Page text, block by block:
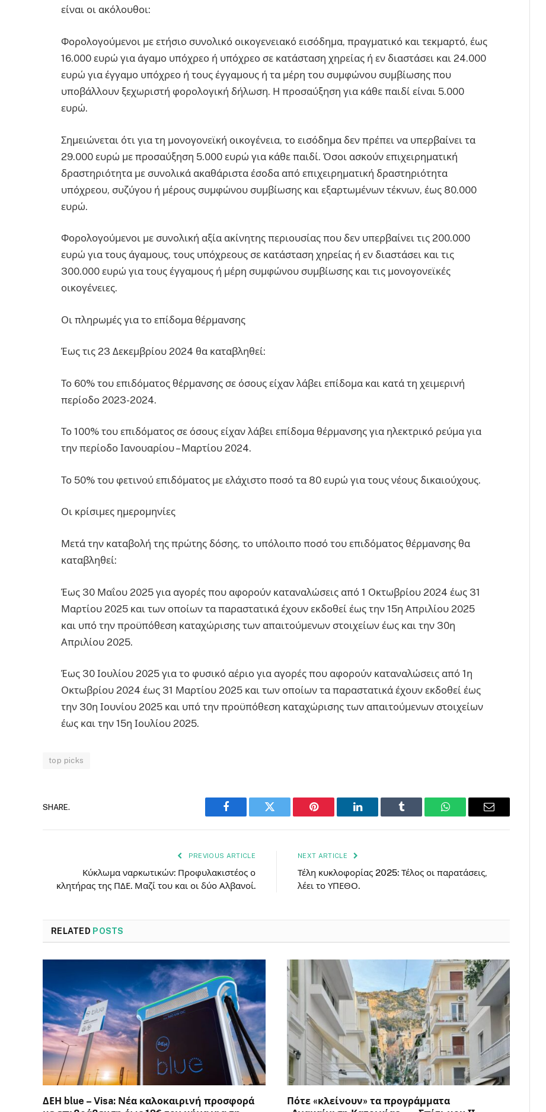
είναι οι ακόλουθοι:
Φορολογούμενοι με ετήσιο συνολικό οικογενειακό εισόδημα, πραγματικό και τεκμαρτό, έως
16.000 ευρώ για άγαμο υπόχρεο ή υπόχρεο σε κατάσταση χηρείας ή εν διαστάσει και 24.000
ευρώ για έγγαμο υπόχρεο ή τους έγγαμους ή τα μέρη του συμφώνου συμβίωσης που
υποβάλλουν ξεχωριστή φορολογική δήλωση. Η προσαύξηση για κάθε παιδί είναι 5.000
ευρώ.
Σημειώνεται ότι για τη μονογονεϊκή οικογένεια, το εισόδημα δεν πρέπει να υπερβαίνει τα
29.000 ευρώ με προσαύξηση 5.000 ευρώ για κάθε παιδί. Όσοι ασκούν επιχειρηματική
δραστηριότητα με συνολικά ακαθάριστα έσοδα από επιχειρηματική δραστηριότητα
υπόχρεου, συζύγου ή μέρους συμφώνου συμβίωσης και εξαρτωμένων τέκνων, έως 80.000
ευρώ.
Φορολογούμενοι με συνολική αξία ακίνητης περιουσίας που δεν υπερβαίνει τις 200.000
ευρώ για τους άγαμους, τους υπόχρεους σε κατάσταση χηρείας ή εν διαστάσει και τις
300.000 ευρώ για τους έγγαμους ή μέρη συμφώνου συμβίωσης και τις μονογονεϊκές
οικογένειες.
Οι πληρωμές για το επίδομα θέρμανσης
Έως τις 23 Δεκεμβρίου 2024 θα καταβληθεί:
Το 60% του επιδόματος θέρμανσης σε όσους είχαν λάβει επίδομα και κατά τη χειμερινή
περίοδο 2023-2024.
Το 100% του επιδόματος σε όσους είχαν λάβει επίδομα θέρμανσης για ηλεκτρικό ρεύμα για
την περίοδο Ιανουαρίου – Μαρτίου 2024.
Το 50% του φετινού επιδόματος με ελάχιστο ποσό τα 80 ευρώ για τους νέους δικαιούχους.
Οι κρίσιμες ημερομηνίες
Μετά την καταβολή της πρώτης δόσης, το υπόλοιπο ποσό του επιδόματος θέρμανσης θα
καταβληθεί:
Έως 30 Μαΐου 2025 για αγορές που αφορούν καταναλώσεις από 1 Οκτωβρίου 2024 έως 31
Μαρτίου 2025 και των οποίων τα παραστατικά έχουν εκδοθεί έως την 15η Απριλίου 2025
και υπό την προϋπόθεση καταχώρισης των απαιτούμενων στοιχείων έως και την 30η
Απριλίου 2025.
Έως 30 Ιουλίου 2025 για το φυσικό αέριο για αγορές που αφορούν καταναλώσεις από 1η
Οκτωβρίου 2024 έως 31 Μαρτίου 2025 και των οποίων τα παραστατικά έχουν εκδοθεί έως
την 30η Ιουνίου 2025 και υπό την προϋπόθεση καταχώρισης των απαιτούμενων στοιχείων
έως και την 15η Ιουλίου 2025.
top picks
SHARE.
Facebook Twitter Pinterest LinkedIn Tumblr WhatsAppEmail
PREVIOUS ARTICLE
Κύκλωμα ναρκωτικών: Προφυλακιστέος ο
κλητήρας της ΠΔΕ. Μαζί του και οι δύο Αλβανοί.
NEXT ARTICLE
Τέλη κυκλοφορίας 2025: Τέλος οι παρατάσεις,
λέει το ΥΠΕΘΟ.
RELATED POSTS
ΔΕΗ blue – Visa: Νέα καλοκαιρινή προσφορά
Πότε «κλείνουν» τα προγράμματα